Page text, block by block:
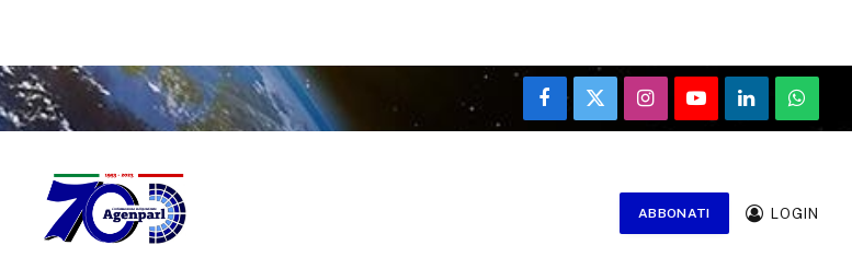
Facebook
X
(Twitter)
InstagramYouTubeLinkedIn
ABBONATI LOGIN